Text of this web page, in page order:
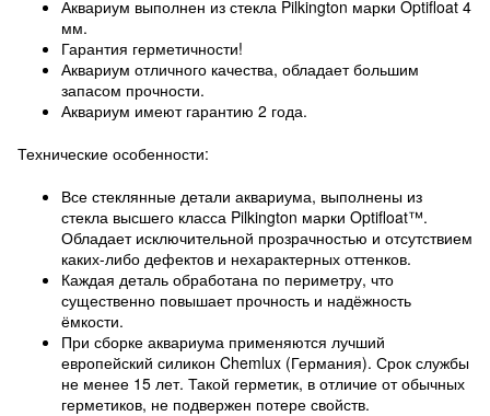
Аквариум выполнен из стекла Pilkington марки Optifloat 4
мм.
Гарантия герметичности!
Аквариум отличного качества, обладает большим
запасом прочности.
Аквариум имеют гарантию 2 года.
Технические особенности:
Все стеклянные детали аквариума, выполнены из
стекла высшего класса Pilkington марки Optifloat™.
Обладает исключительной прозрачностью и отсутствием
каких-либо дефектов и нехарактерных оттенков.
Каждая деталь обработана по периметру, что
существенно повышает прочность и надёжность
ёмкости.
При сборке аквариума применяются лучший
европейский силикон Chemlux (Германия). Срок службы
не менее 15 лет. Такой герметик, в отличие от обычных
герметиков, не подвержен потере свойств.